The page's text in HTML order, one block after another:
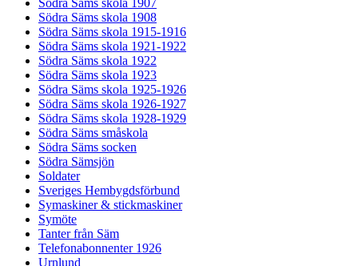
Södra Säms skola 1907
Södra Säms skola 1908
Södra Säms skola 1915-1916
Södra Säms skola 1921-1922
Södra Säms skola 1922
Södra Säms skola 1923
Södra Säms skola 1925-1926
Södra Säms skola 1926-1927
Södra Säms skola 1928-1929
Södra Säms småskola
Södra Säms socken
Södra Sämsjön
Soldater
Sveriges Hembygdsförbund
Symaskiner & stickmaskiner
Symöte
Tanter från Säm
Telefonabonnenter 1926
Urnlund